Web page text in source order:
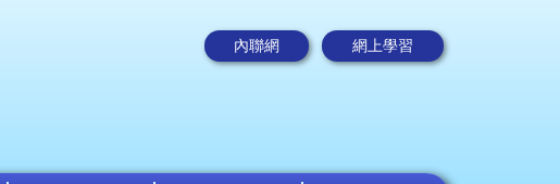
內聯網 網上學習